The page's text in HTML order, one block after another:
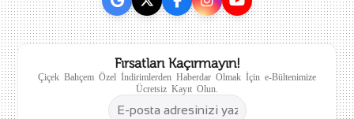
Fırsatları Kaçırmayın!
Çiçek Bahçem Özel İndirimlerden Haberdar Olmak İçin e-Bültenimize
Ücretsiz Kayıt Olun.